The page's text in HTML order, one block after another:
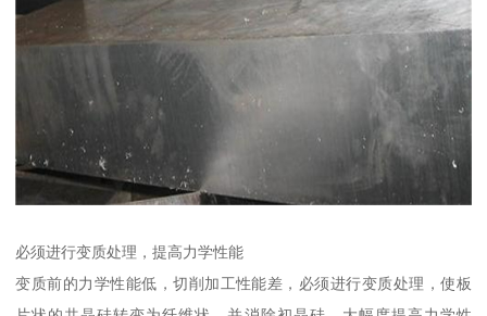
必须进行变质处理，提高力学性能
变质前的力学性能低，切削加工性能差，必须进行变质处理，使板